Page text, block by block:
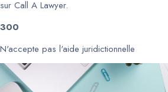
sur Call A Lawyer.
300
N'accepte pas l'aide juridictionnelle